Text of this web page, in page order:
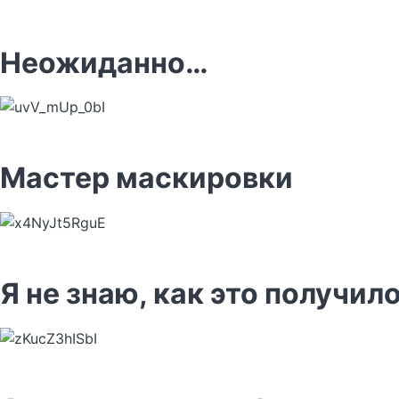
Неожиданно…
Мастер маскировки
Я не знаю, как это